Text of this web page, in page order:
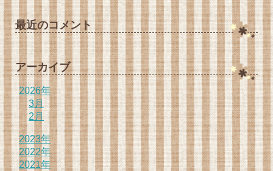
最近のコメント
アーカイブ
2026年
3月
2月
2023年
2022年
2021年